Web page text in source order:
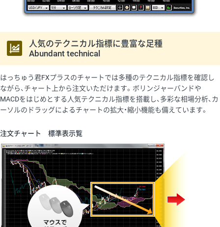
人気のテクニカル指標に豊富な足種
Abundant technical
はっちゅう君FXプラスのチャートでは多種のテクニカル指標を確認し
ながら、チャート上から注文いただけます。ボリンジャーバンドや
MACDをはじめとする人気テクニカル指標を搭載し、多彩な相場分析、カ
ーソルのドラッグによるチャートの拡大・縮小機能も備えています。
注文チャート 標準表示覧